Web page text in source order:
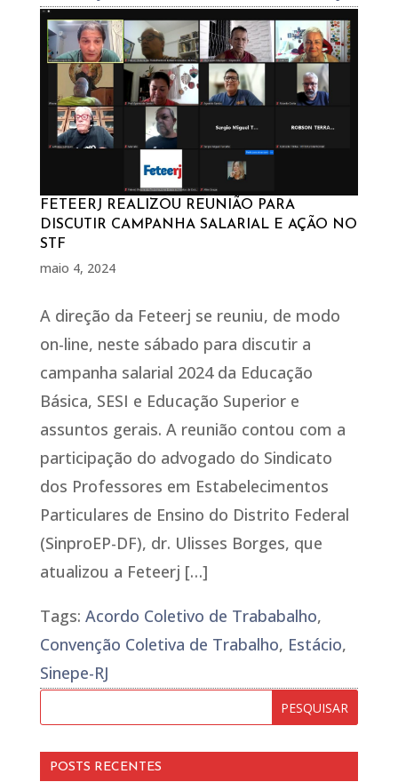
FETEERJ REALIZOU REUNIÃO PARA
DISCUTIR CAMPANHA SALARIAL E AÇÃO NO
STF
maio 4, 2024
A direção da Feteerj se reuniu, de modo
on-line, neste sábado para discutir a
campanha salarial 2024 da Educação
Básica, SESI e Educação Superior e
assuntos gerais. A reunião contou com a
participação do advogado do Sindicato
dos Professores em Estabelecimentos
Particulares de Ensino do Distrito Federal
(SinproEP-DF), dr. Ulisses Borges, que
atualizou a Feteerj […]
Tags: Acordo Coletivo de Trababalho,
Convenção Coletiva de Trabalho, Estácio,
Sinepe-RJ
POSTS RECENTES